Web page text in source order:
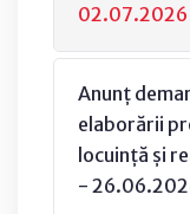
02.07.2026
Anunț
elaborării
locuință și
-